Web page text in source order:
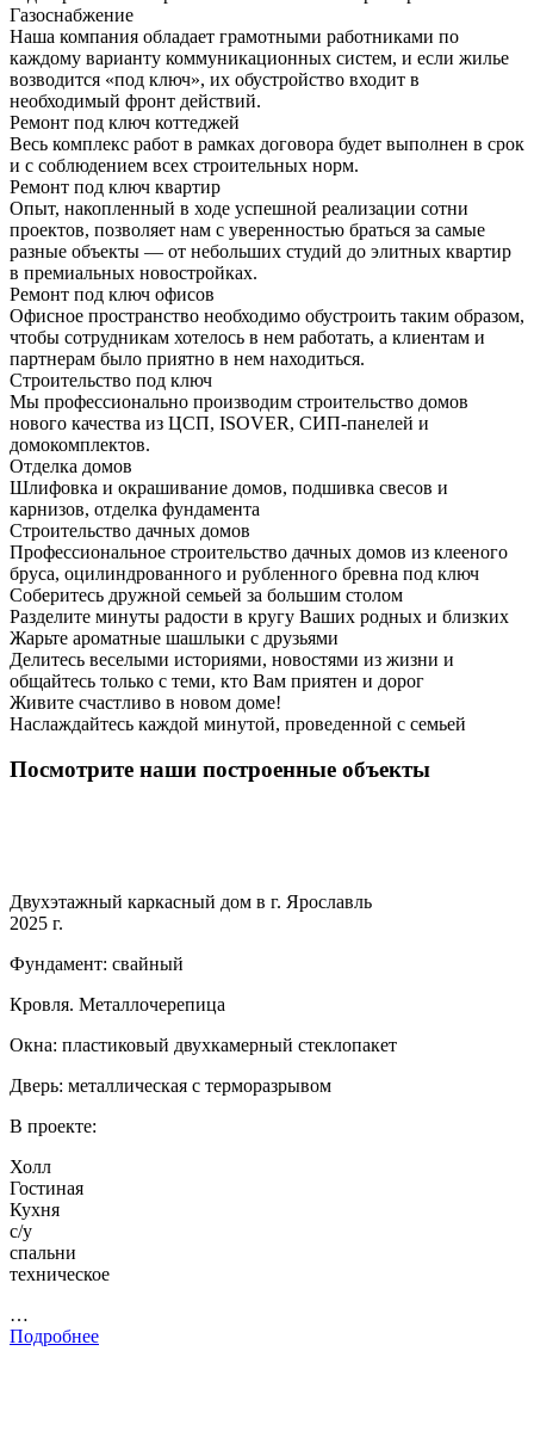
Газоснабжение
Наша компания обладает грамотными работниками по
каждому варианту коммуникационных систем, и если жилье
возводится «под ключ», их обустройство входит в
необходимый фронт действий.
Ремонт под ключ коттеджей
Весь комплекс работ в рамках договора будет выполнен в срок
и с соблюдением всех строительных норм.
Ремонт под ключ квартир
Опыт, накопленный в ходе успешной реализации сотни
проектов, позволяет нам с уверенностью браться за самые
разные объекты — от небольших студий до элитных квартир
в премиальных новостройках.
Ремонт под ключ офисов
Офисное пространство необходимо обустроить таким образом,
чтобы сотрудникам хотелось в нем работать, а клиентам и
партнерам было приятно в нем находиться.
Строительство под ключ
Мы профессионально производим строительство домов
нового качества из ЦСП, ISOVER, СИП-панелей и
домокомплектов.
Отделка домов
Шлифовка и окрашивание домов, подшивка свесов и
карнизов, отделка фундамента
Строительство дачных домов
Профессиональное строительство дачных домов из клееного
бруса, оцилиндрованного и рубленного бревна под ключ
Соберитесь дружной семьей за большим столом
Разделите минуты радости в кругу Ваших родных и близких
Жарьте ароматные шашлыки с друзьями
Делитесь веселыми историями, новостями из жизни и
общайтесь только с теми, кто Вам приятен и дорог
Живите счастливо в новом доме!
Наслаждайтесь каждой минутой, проведенной с семьей
Посмотрите наши построенные объекты
Двухэтажный каркасный дом в г. Ярославль
2025 г.
Фундамент: свайный
Кровля. Металлочерепица
Окна: пластиковый двухкамерный стеклопакет
Дверь: металлическая с терморазрывом
В проекте:
Холл
Гостиная
Кухня
с/у
спальни
техническое
…
Подробнее